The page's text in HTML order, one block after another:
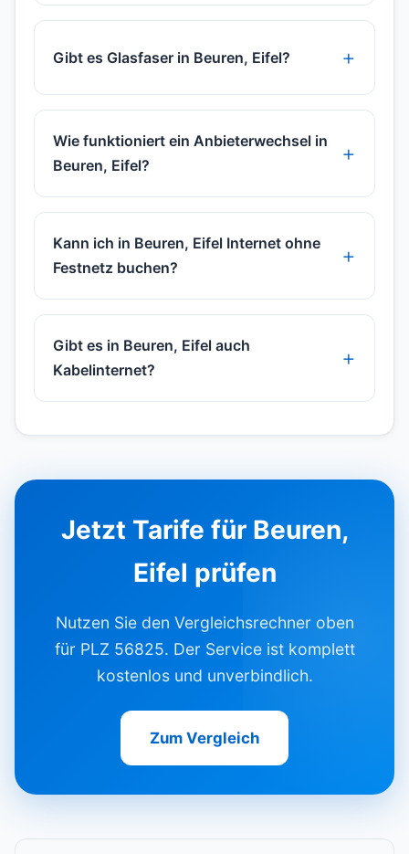
Gibt es Glasfaser in Beuren, Eifel?
Wie funktioniert ein Anbieterwechsel in
Beuren, Eifel?
Kann ich in Beuren, Eifel Internet ohne
Festnetz buchen?
Gibt es in Beuren, Eifel auch
Kabelinternet?
Jetzt Tarife für Beuren,
Eifel prüfen
Nutzen Sie den Vergleichsrechner oben
für PLZ 56825. Der Service ist komplett
kostenlos und unverbindlich.
Zum Vergleich